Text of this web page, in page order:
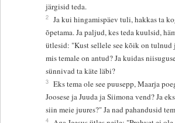
järgisid teda.
2 Ja kui hingamispäev tuli, hakkas ta
õpetama. Ja paljud, kes teda kuulsid,
ütlesid: "Kust sellele see kõik on tulnud
mis temale on antud? Ja kuidas
sünnivad ta käte läbi?
3 Eks tema ole see puusepp, Maarja
Joosese ja Juuda ja Siimona vend? Ja
siin meie juures?" Ja nad pahandusid
4